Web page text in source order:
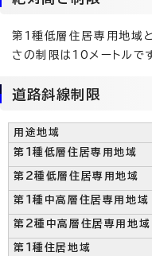
第1種低層住居専用地域
さの制限は10メートルです
道路斜線制限
用途地域
第1種低層住居専用地域
第2種低層住居専用地域
第1種中高層住居専用地域
第2種中高層住居専用地域
第1種住居地域